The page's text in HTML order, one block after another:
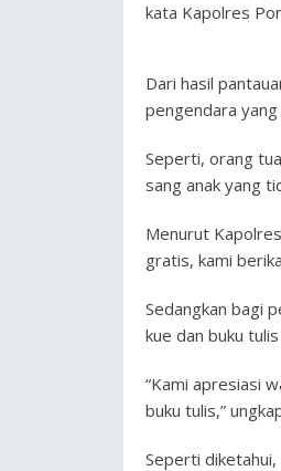
kata Kapolres
Dari hasil
pengendara
Seperti, orang
sang anak yang
Menurut
gratis, kami
Sedangkan bagi
kue dan buku
“Kami apresiasi
buku tulis,”
Seperti